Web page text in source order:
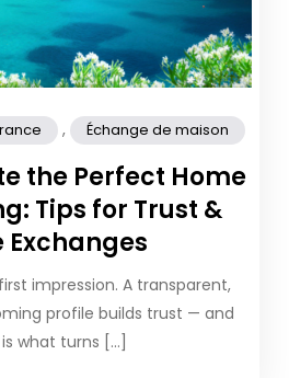
, Échange de maison
the Perfect Home
Tips for Trust &
Exchanges
impression. A transparent,
profile builds trust — and
what turns […]